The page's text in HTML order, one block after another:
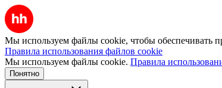
Мы используем файлы cookie, чтобы обеспечивать
Правила использования файлов cookie
Мы используем файлы cookie. Правила
Понятно